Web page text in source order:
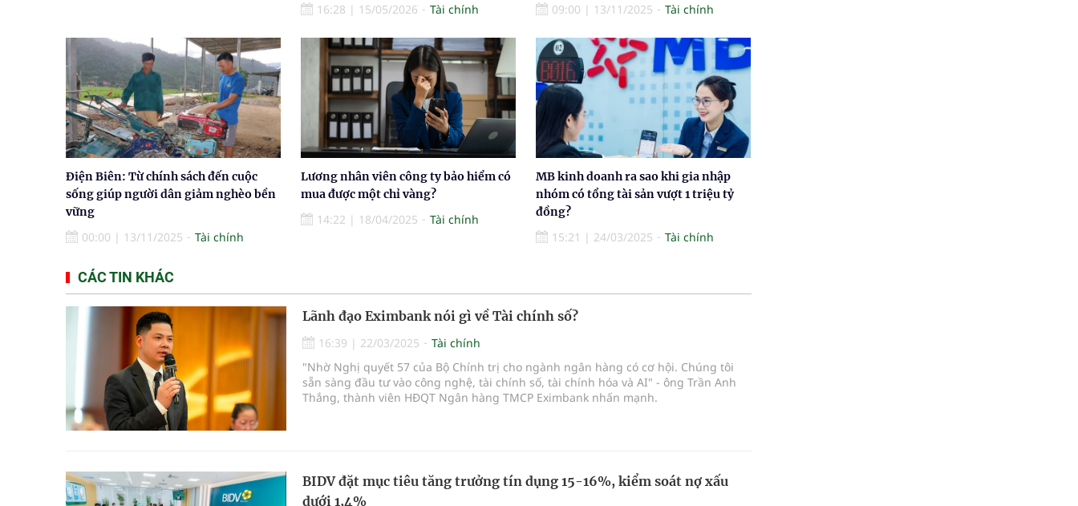
16:28 | 15/05/2026 Tài chính 09:00 | 13/11/2025 Tài chính
Điện Biên: Từ chính sách đến cuộc
sống giúp người dân giảm nghèo bền
vững
00:00 | 13/11/2025 Tài chính
Lương nhân viên công ty bảo hiểm có
mua được một chỉ vàng?
14:22 | 18/04/2025 Tài chính
MB kinh doanh ra sao khi gia nhập
nhóm có tổng tài sản vượt 1 triệu tỷ
đồng?
15:21 | 24/03/2025 Tài chính
CÁC TIN KHÁC
Lãnh đạo Eximbank nói gì về Tài chính số?
16:39 | 22/03/2025
Tài chính
"Nhờ Nghị quyết 57 của Bộ Chính trị cho ngành ngân hàng có cơ hội. Chúng tôi
sẵn sàng đầu tư vào công nghệ, tài chính số, tài chính hóa và AI" - ông Trần Anh
Thắng, thành viên HĐQT Ngân hàng TMCP Eximbank nhấn mạnh.
BIDV đặt mục tiêu tăng trưởng tín dụng 15-16%, kiểm soát nợ xấu
dưới 1,4%